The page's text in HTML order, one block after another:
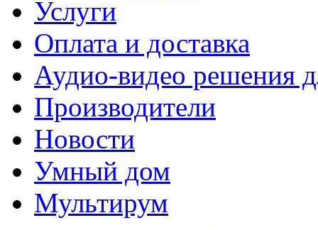
Услуги
Оплата и доставка
Аудио-видео решения
Производители
Новости
Умный дом
Мультирум